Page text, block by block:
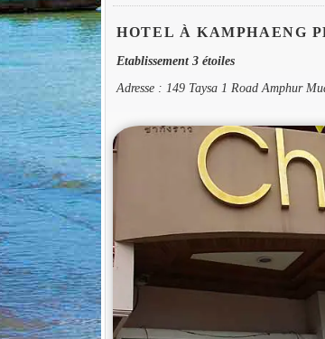
HOTEL À KAMPHAENG
Etablissement 3 étoiles
Adresse : 149 Taysa 1 Road Amphur